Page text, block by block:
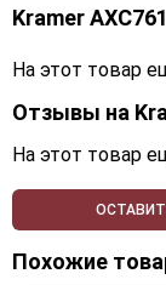
Kramer
На этот товар
Отзывы на
На этот товар
Похожие